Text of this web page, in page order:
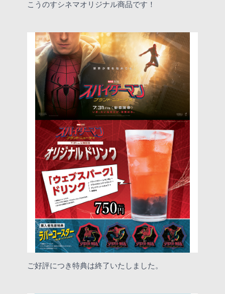
こうのすシネマオリジナル商品です！
ご好評につき特典は終了いたしました。